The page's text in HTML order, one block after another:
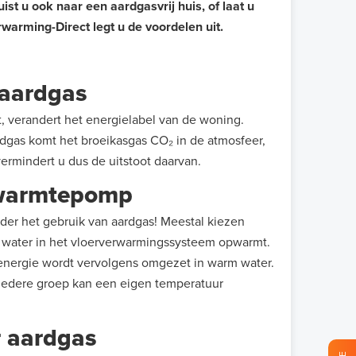
u ook naar een aardgasvrij huis, of laat u
Direct legt u de voordelen uit.
verandert het energielabel van de woning.
komt het broeikasgas CO₂ in de atmosfeer,
u dus de uitstoot daarvan.
het gebruik van aardgas! Meestal kiezen
in het vloerverwarmingssysteem opwarmt.
wordt vervolgens omgezet in warm water.
groep kan een eigen temperatuur